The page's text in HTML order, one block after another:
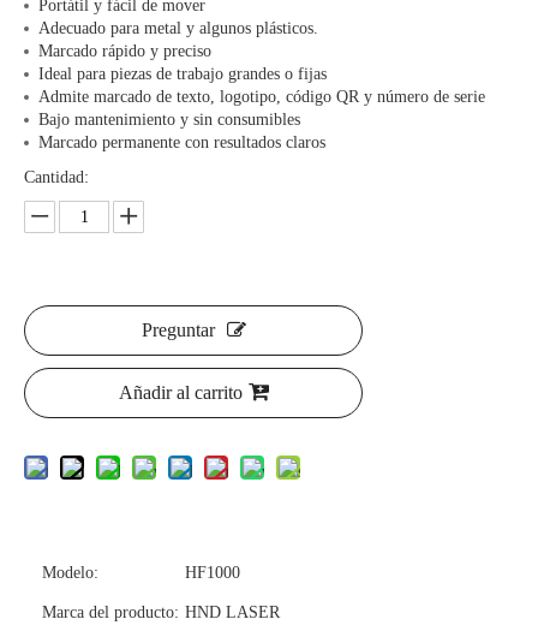
Portátil y fácil de mover
Adecuado para metal y algunos plásticos.
Marcado rápido y preciso
Ideal para piezas de trabajo grandes o fijas
Admite marcado de texto, logotipo, código QR y número de serie
Bajo mantenimiento y sin consumibles
Marcado permanente con resultados claros
Cantidad:
Preguntar
Añadir al carrito
Modelo: HF1000
Marca del producto: HND LASER